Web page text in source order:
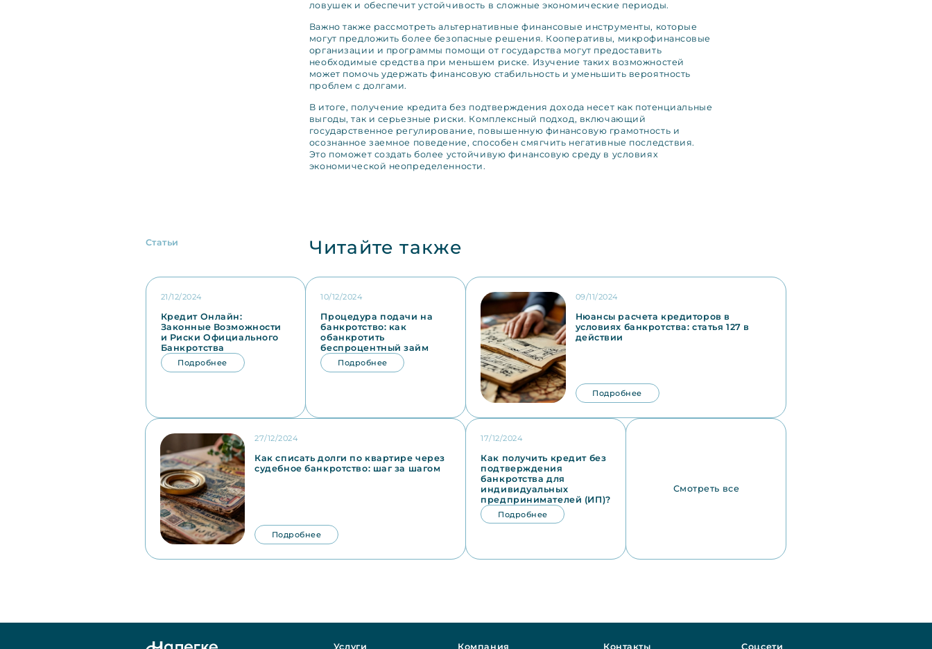
ловушек и обеспечит устойчивость в сложные экономические периоды.
Важно также рассмотреть альтернативные финансовые инструменты, которые
могут предложить более безопасные решения. Кооперативы, микрофинансовые
организации и программы помощи от государства могут предоставить
необходимые средства при меньшем риске. Изучение таких возможностей
может помочь удержать финансовую стабильность и уменьшить вероятность
проблем с долгами.
В итоге, получение кредита без подтверждения дохода несет как потенциальные
выгоды, так и серьезные риски. Комплексный подход, включающий
государственное регулирование, повышенную финансовую грамотность и
осознанное заемное поведение, способен смягчить негативные последствия.
Это поможет создать более устойчивую финансовую среду в условиях
экономической неопределенности.
Статьи Читайте также
21/12/2024
Кредит Онлайн:
Законные Возможности
и Риски Официального
Банкротства
Подробнее
10/12/2024
Процедура подачи на
банкротство: как
обанкротить
беспроцентный займ
Подробнее
09/11/2024
Нюансы расчета кредиторов в
условиях банкротства: статья 127 в
действии
Подробнее
27/12/2024
Как списать долги по квартире через
судебное банкротство: шаг за шагом
Подробнее
17/12/2024
Как получить кредит без
подтверждения
банкротства для
индивидуальных
предпринимателей (ИП)?
Подробнее
Смотреть все
Услуги Компания Контакты Соцсети